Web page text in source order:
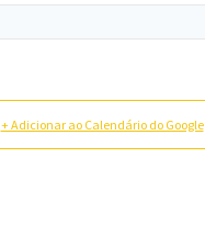
+ Adicionar ao Calendário do Google